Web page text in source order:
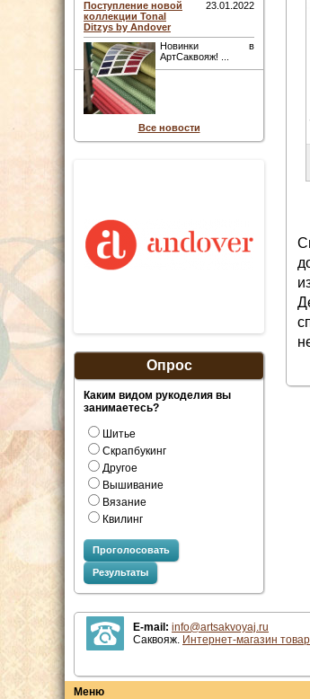
Поступление новой
коллекции Tonal
Ditzys by Andover
23.01.2022
Новинки в
АртСаквояж! ...
Все новости
Опрос
Каким видом рукоделия вы
занимаетесь?
Шитье
Скрапбукинг
Другое
Вышивание
Вязание
Квилинг
Проголосовать
Результаты
E-mail: info@artsakvoyaj.ru
Саквояж. Интернет-магазин
Меню